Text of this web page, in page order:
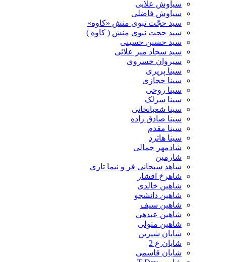
سیاوش علایی
سیاوش فاضلی
سید حجّت نبوی منش «کاوه»
سید حجت نبوی منش ( کاوه )
سید حسین حسینى
سید سجاد میر علائی
سیروان خسروی
سینا پرپری
سینا حجازی
سینا روحی
سینا سرلک
سینا شعبانخانی
سینا صادق زاده
سینا مقدم
سینا هاترد
شادمهر جمالی
شارمین
شاهد سبحانی فر و نیما تاری
شاهرخ افشار
شاهین خالدی
شاهین دانشجو
شاهین سیف
شاهین عبدهی
شاهین متولی
شایان شیرین
شایان ع 2
شایان قاسمی